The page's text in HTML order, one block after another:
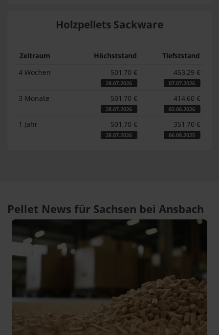
Holzpellets Sackware
Zeitraum Höchststand
Tiefststand
4 Wochen
501,70 €
28.07.2026
453,29 €
07.07.2026
3 Monate 501,70 €
28.07.2026
414,60 €
02.06.2026
1 Jahr 501,70 €
28.07.2026
351,70 €
06.08.2025
Pellet News für Sachsen bei Ansbach